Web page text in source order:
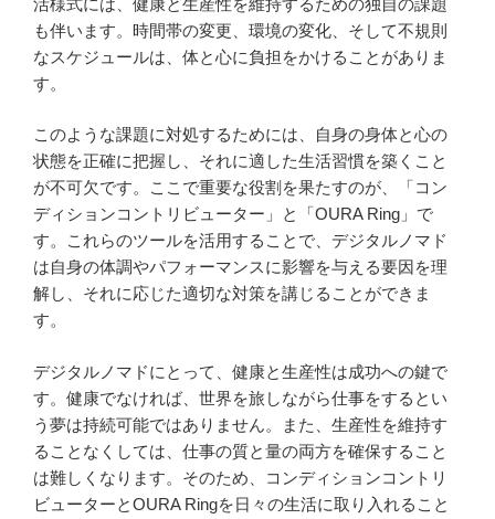
も伴います。時間帯の変更、環境の変化、そして不規則
なスケジュールは、体と心に負担をかけることがありま
す。
このような課題に対処するためには、自身の身体と心の
状態を正確に把握し、それに適した生活習慣を築くこと
が不可欠です。ここで重要な役割を果たすのが、「コン
ディションコントリビューター」と「OURA Ring」で
す。これらのツールを活用することで、デジタルノマド
は自身の体調やパフォーマンスに影響を与える要因を理
解し、それに応じた適切な対策を講じることができま
す。
デジタルノマドにとって、健康と生産性は成功への鍵で
す。健康でなければ、世界を旅しながら仕事をするとい
う夢は持続可能ではありません。また、生産性を維持す
ることなくしては、仕事の質と量の両方を確保すること
は難しくなります。そのため、コンディションコントリ
ビューターとOURA Ringを日々の生活に取り入れること